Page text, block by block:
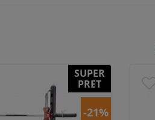
SUPER
PRET
-21%